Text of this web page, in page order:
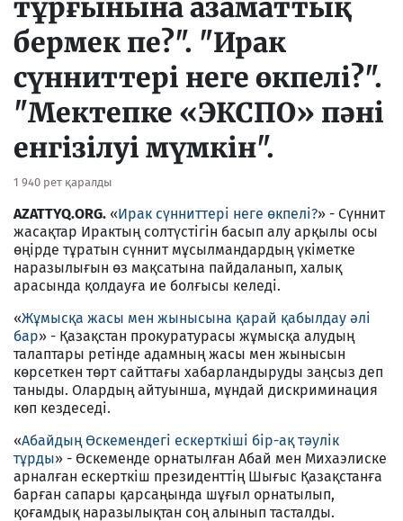
бермек пе?". "Ирак
сүнниттері неге өкпелі?".
"Мектепке «ЭКСПО» пәні
енгізілуі мүмкін".
1 940 рет қаралды
AZATTYQ.ORG. «Ирак сүнниттері неге өкпелі?» - Сүннит
жасақтар Ирактың солтүстігін басып алу арқылы осы
өңірде тұратын сүннит мұсылмандардың үкіметке
наразылығын өз мақсатына пайдаланып, халық
арасында қолдауға ие болғысы келеді.
«Жұмысқа жасы мен жынысына қарай қабылдау әлі
бар» - Қазақстан прокуратурасы жұмысқа алудың
талаптары ретінде адамның жасы мен жынысын
көрсеткен төрт сайттағы хабарландыруды заңсыз деп
таныды. Олардың айтуынша, мұндай дискриминация
көп кездеседі.
«Абайдың Өскемендегі ескерткіші бір-ақ тәулік
тұрды» - Өскеменде орнатылған Абай мен Михаэлиске
арналған ескерткіш президенттің Шығыс Қазақстанға
барған сапары қарсаңында шұғыл орнатылып,
қоғамдық наразылықтан соң алынып тасталды.